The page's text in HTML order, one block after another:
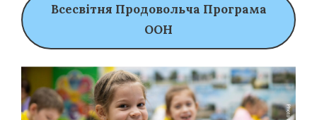
Всесвітня Продовольча Програма
ООН